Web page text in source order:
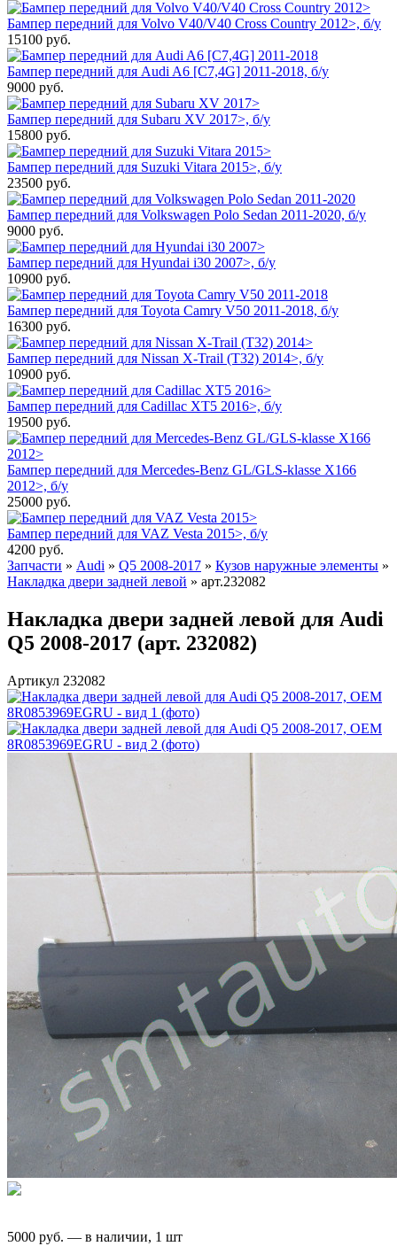
Бампер передний для Volvo V40/V40 Cross Country 2012>, б/у
15100 руб.
Бампер передний для Audi A6 [C7,4G] 2011-2018, б/у
9000 руб.
Бампер передний для Subaru XV 2017>, б/у
15800 руб.
Бампер передний для Suzuki Vitara 2015>, б/у
23500 руб.
Бампер передний для Volkswagen Polo Sedan 2011-2020, б/у
9000 руб.
Бампер передний для Hyundai i30 2007>, б/у
10900 руб.
Бампер передний для Toyota Camry V50 2011-2018, б/у
16300 руб.
Бампер передний для Nissan X-Trail (T32) 2014>, б/у
10900 руб.
Бампер передний для Cadillac XT5 2016>, б/у
19500 руб.
Бампер передний для Mercedes-Benz GL/GLS-klasse X166
2012>, б/у
25000 руб.
Бампер передний для VAZ Vesta 2015>, б/у
4200 руб.
Запчасти » Audi » Q5 2008-2017 » Кузов наружные элементы »
Накладка двери задней левой » арт.232082
Накладка двери задней левой для Audi
Q5 2008-2017 (арт. 232082)
Артикул 232082
5000 руб. — в наличии, 1 шт